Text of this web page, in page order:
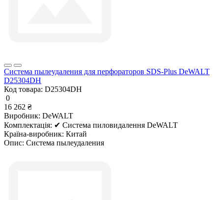
Система пылеудаления для перфораторов SDS-Plus DeWALT
D25304DH
Код товара: D25304DH
0
16 262 ₴
Виробник: DeWALT
Комплектація: ✔ Система пиловидалення DeWALT
Країна-виробник: Китай
Опис: Система пылеудаления